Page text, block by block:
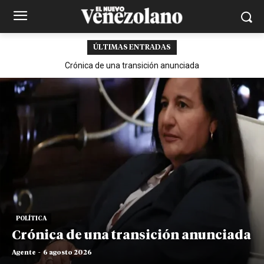
ÚLTIMAS ENTRADAS
Crónica de una transición anunciada
POLÍTICA
Crónica de una transición anunciada
Agente - 6 agosto 2026